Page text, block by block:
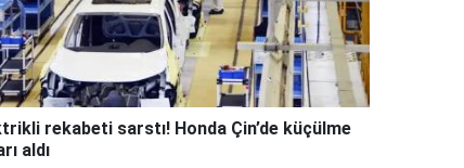
rekabeti sarstı! Honda Çin’de küçülme
aldı